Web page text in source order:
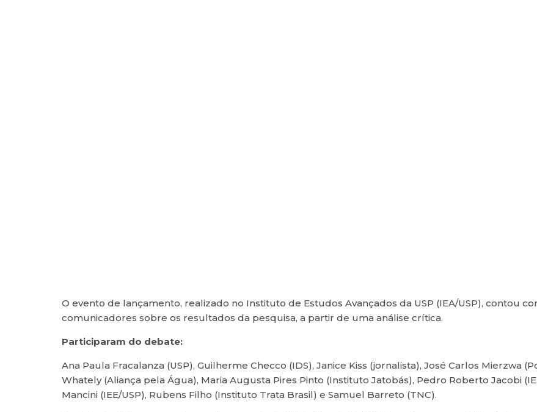
O evento de lançamento, realizado no Instituto de Estudos Avançados da USP (IEA/USP), contou
comunicadores sobre os resultados da pesquisa, a partir de uma análise crítica.
Participaram do debate:
Ana Paula Fracalanza (USP), Guilherme Checco (IDS), Janice Kiss (jornalista), José Carlos Mierzwa
Whately (Aliança pela Água), Maria Augusta Pires Pinto (Instituto Jatobás), Pedro Roberto Jacobi
Mancini (IEE/USP), Rubens Filho (Instituto Trata Brasil) e Samuel Barreto (TNC).